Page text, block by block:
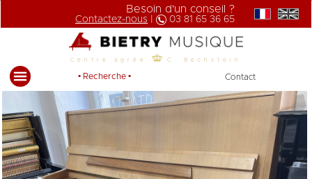
Besoin d'un conseil ?
Contactez-nous 03 81 65 36 65
Centre agrée C. Bechstein
• Recherche • Contact